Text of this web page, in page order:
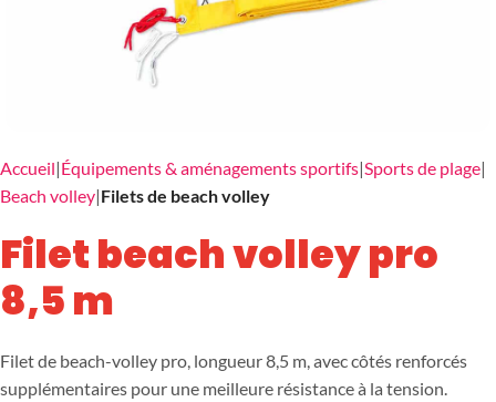
Accueil Équipements & aménagements sportifs Sports de plage
Beach volley Filets de beach volley
Filet beach volley pro
8,5 m
Filet de beach-volley pro, longueur 8,5 m, avec côtés renforcés
supplémentaires pour une meilleure résistance à la tension.